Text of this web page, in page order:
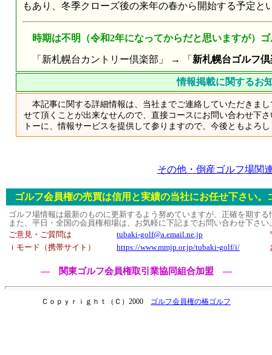
もあり、冬季クローズ後の来年の春から開始する予定と
時期は不明（令和2年になってからだと思いますが）
「新札幌台カントリー倶楽部」 → 「 新札幌台ゴルフ倶
情報掲載に関するお
本記事に関する詳細情報は、当社までご連絡していただきま
せて頂くことが出来なせんので、直接コースにお問い合わせ下
トーに、情報サービスを提供して参りますので、今後ともよろ
その他・倒産ゴルフ場関
ゴルフ会員権の売買は信用と実績の当社にお任せ下さい
ゴルフ場情報は最新のものに更新するよう努めていますが、正確を期す
また、平日・全国の会員権相場は、お気軽に下記までお問い合わせ下さい
ご意見・ご質問は tubaki-golf@a.email.ne.jp
ｉモード（携帯サイト）
https://www.mmjp.or.jp/tubaki-golf/i/
― 関東ゴルフ会員権取引業協同組合加盟 ―
Ｃｏｐｙｒｉｇｈｔ（Ｃ）2000 ゴルフ会員権の椿ゴルフ